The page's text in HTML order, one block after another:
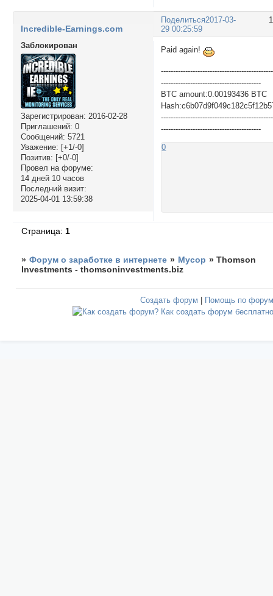
Поделиться2017-03-
29 00:25:59
Incredible-Earnings.com
Заблокирован
Зарегистрирован: 2016-02-28
Приглашений: 0
Сообщений: 5721
Уважение: [+1/-0]
Позитив: [+0/-0]
Провел на форуме:
14 дней 10 часов
Последний визит:
2025-04-01 13:59:38
Paid again!
-----------------------------------------
BTC amount:0.00193436 BTC
-----------------------------------------
0
Страница: 1
» Форум о заработке в интернете » Мусор »Thomson
Investments - thomsoninvestments.biz
Создать форум Помощь по